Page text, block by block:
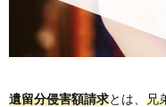
遺留分侵害額請求とは、 兄